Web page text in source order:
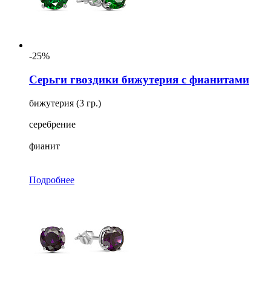
-25%
Серьги гвоздики бижутерия с фианитами
бижутерия (3 гр.)
серебрение
фианит
Подробнее